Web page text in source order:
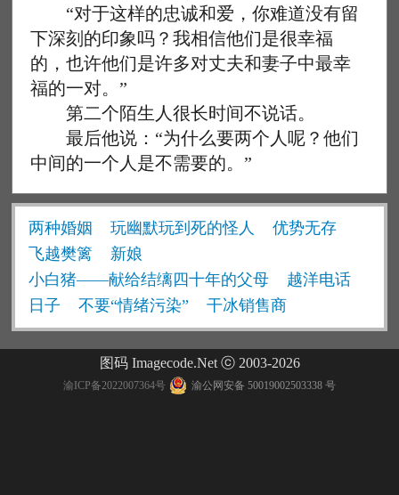
“对于这样的忠诚和爱，你难道没有留
下深刻的印象吗？我相信他们是很幸福
的，也许他们是许多对丈夫和妻子中最幸
福的一对。”
第二个陌生人很长时间不说话。
最后他说：“为什么要两个人呢？他们
中间的一个人是不需要的。”
两种婚姻 玩幽默玩到死的怪人
优势无存
飞越樊篱
新娘
小白猪——献给结缡四十年的父母
越洋电话
日子
不要“情绪污染” 干冰销售商
图码 Imagecode.Net ⓒ 2003-2026
渝ICP备2022007364号 渝公网安备 50019002503338 号